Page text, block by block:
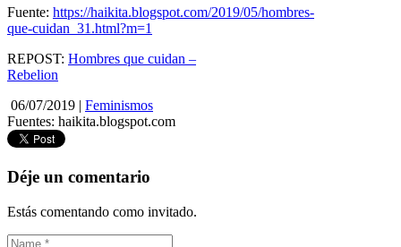
Fuente: https://haikita.blogspot.com/2019/05/hombres-
que-cuidan_31.html?m=1
REPOST: Hombres que cuidan –
Rebelion
06/07/2019 | Feminismos
Fuentes: haikita.blogspot.com
Déje un comentario
Estás comentando como invitado.